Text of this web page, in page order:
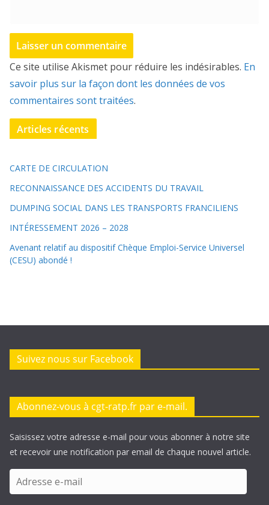
Ce site utilise Akismet pour réduire les indésirables. En
savoir plus sur la façon dont les données de vos
commentaires sont traitées.
Articles récents
CARTE DE CIRCULATION
RECONNAISSANCE DES ACCIDENTS DU TRAVAIL
DUMPING SOCIAL DANS LES TRANSPORTS FRANCILIENS
INTÉRESSEMENT 2026 – 2028
Avenant relatif au dispositif Chèque Emploi-Service Universel
(CESU) abondé !
Suivez nous sur Facebook
Abonnez-vous à cgt-ratp.fr par e-mail.
Saisissez votre adresse e-mail pour vous abonner à notre site
et recevoir une notification par email de chaque nouvel article.
d